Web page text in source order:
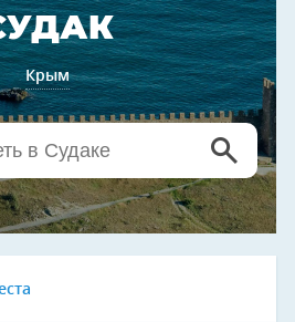
Крым